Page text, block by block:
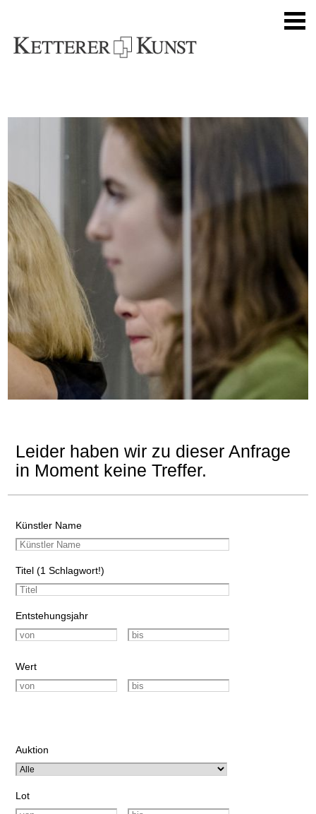
Leider haben wir zu dieser Anfrage
in Moment keine Treffer.
Künstler Name
Titel (1 Schlagwort!)
Entstehungsjahr
Wert
Auktion
Lot